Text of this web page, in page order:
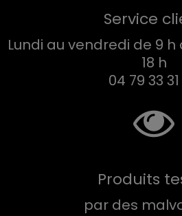
Service
Lundi au vendredi de 9 h
18 h
04 79 33
Produits
par des